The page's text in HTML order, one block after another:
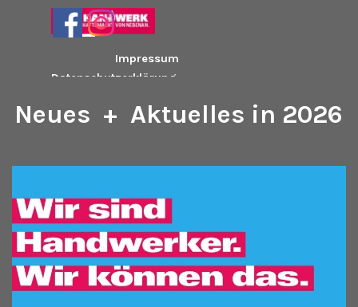
Direkt zum Seiteninhalt
Menü überspringen
Impressum
Datenschutzerklärung
Neues + Aktuelles in 2026
Hier finden Sie
Aktuelles und
Interessantes aus der